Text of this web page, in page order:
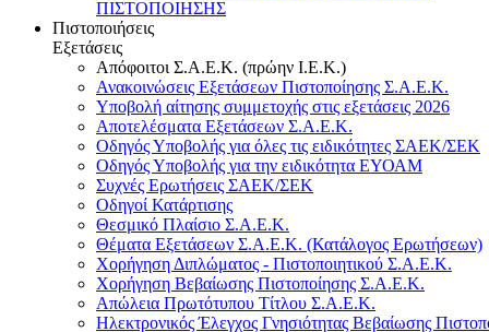
ΠΙΣΤΟΠΟΙΗΣΗΣ
Πιστοποιήσεις
Εξετάσεις
Απόφοιτοι Σ.Α.Ε.Κ. (πρώην Ι.Ε.Κ.)
Ανακοινώσεις Εξετάσεων Πιστοποίησης Σ.Α.Ε.Κ.
Υποβολή αίτησης συμμετοχής στις εξετάσεις 2026
Αποτελέσματα Εξετάσεων Σ.Α.Ε.Κ.
Οδηγός Υποβολής για όλες τις ειδικότητες ΣΑΕΚ/ΣΕΚ
Οδηγός Υποβολής για την ειδικότητα ΕΥΟΑΜ
Συχνές Ερωτήσεις ΣΑΕΚ/ΣΕΚ
Οδηγοί Κατάρτισης
Θεσμικό Πλαίσιο Σ.Α.Ε.Κ.
Θέματα Εξετάσεων Σ.Α.Ε.Κ. (Κατάλογος Ερωτήσεων)
Χορήγηση Διπλώματος - Πιστοποιητικού Σ.Α.Ε.Κ.
Χορήγηση Βεβαίωσης Πιστοποίησης Σ.Α.Ε.Κ.
Απώλεια Πρωτότυπου Τίτλου Σ.Α.Ε.Κ.
Ηλεκτρονικός Έλεγχος Γνησιότητας Βεβαίωσης